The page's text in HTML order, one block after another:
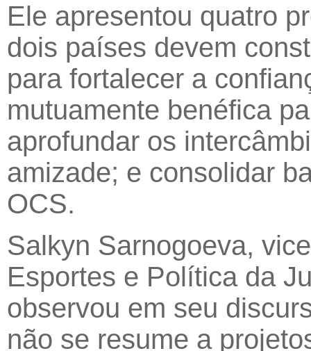
Ele apresentou quatro
dois países devem
para fortalecer a
mutuamente benéfica
aprofundar os
amizade; e consolidar
OCS.
Salkyn Sarnogoeva,
Esportes e Política da
observou em seu
não se resume a